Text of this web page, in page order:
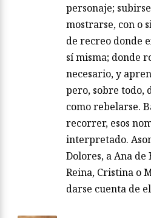
personaje;
mostrarse, con o
de recreo donde
sí misma; donde
necesario, y
pero, sobre todo,
como rebelarse.
recorrer, esos
interpretado.
Dolores, a Ana
Reina, Cristina o
darse cuenta de